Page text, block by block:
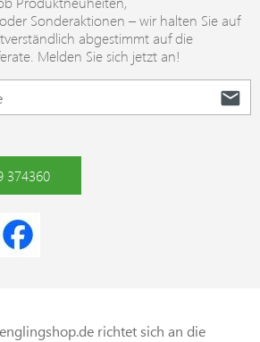
Sonderaktionen – wir halten Sie auf
abgestimmt auf die
Melden Sie sich jetzt an!
374360
richtet sich an die